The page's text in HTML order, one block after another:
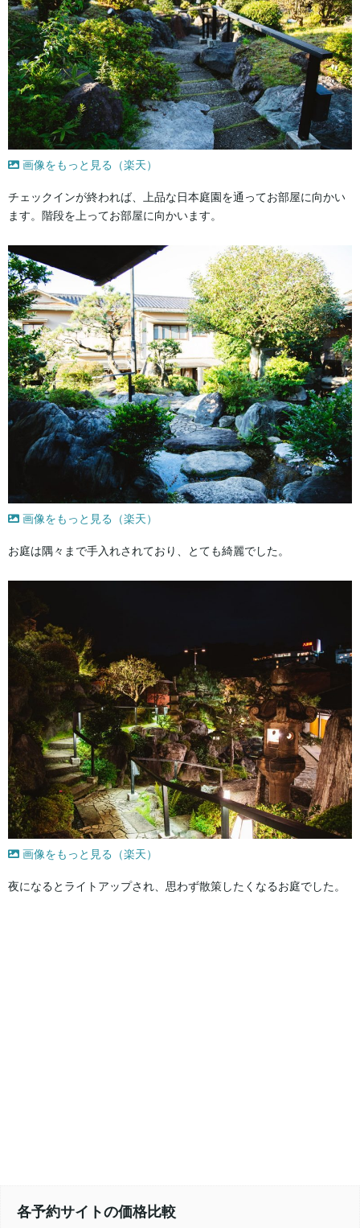
画像をもっと見る（楽天）
チェックインが終われば、上品な日本庭園を通ってお部屋に向かい
ます。階段を上ってお部屋に向かいます。
画像をもっと見る（楽天）
お庭は隅々まで手入れされており、とても綺麗でした。
画像をもっと見る（楽天）
夜になるとライトアップされ、思わず散策したくなるお庭でした。
各予約サイトの価格比較